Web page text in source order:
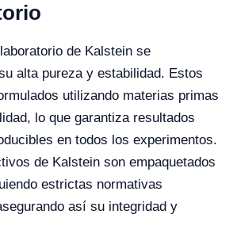
de Kalstein se
alta pureza y estabilidad. Estos
utilizando materias primas
lo que garantiza resultados
en todos los experimentos.
de Kalstein son empaquetados
estrictas normativas
así su integridad y